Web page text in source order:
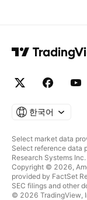
한국어
Select market data
Select reference data
Research Systems Inc.
Copyright © 2026,
provided by FactSet
SEC filings and other
© 2026 TradingView,